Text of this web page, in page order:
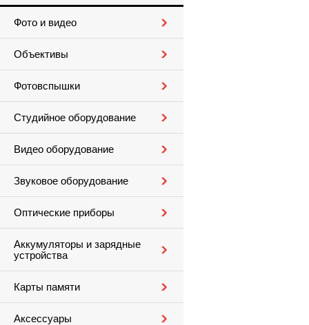
Фото и видео
Объективы
Фотовспышки
Студийное оборудование
Видео оборудование
Звуковое оборудование
Оптические приборы
Аккумуляторы и зарядные
устройства
Карты памяти
Аксессуары